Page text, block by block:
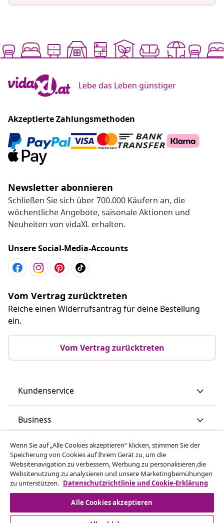
Lebe das Leben günstiger
Akzeptierte Zahlungsmethoden
Newsletter abonnieren
Schließen Sie sich über 700.000 Käufern an, die
wöchentliche Angebote, saisonale Aktionen und
Neuheiten von vidaXL erhalten.
Unsere Social-Media-Accounts
Vom Vertrag zurücktreten
Reiche einen Widerrufsantrag für deine Bestellung
ein.
Vom Vertrag zurücktreten
Kundenservice
Business
vidaXL
Mehr entdecken
Wenn Sie auf „Alle Cookies akzeptieren“ klicken, stimmen Sie der
Speicherung von Cookies auf Ihrem Gerät zu, um die
Websitenavigation zu verbessern, Werbung zu personalisieren,die
Websitenutzung zu analysieren und unsere Marketingbemühungen
zu unterstützen. Datenschutzrichtlinie und Cookie-Erklärung
Alle Cookies akzeptieren